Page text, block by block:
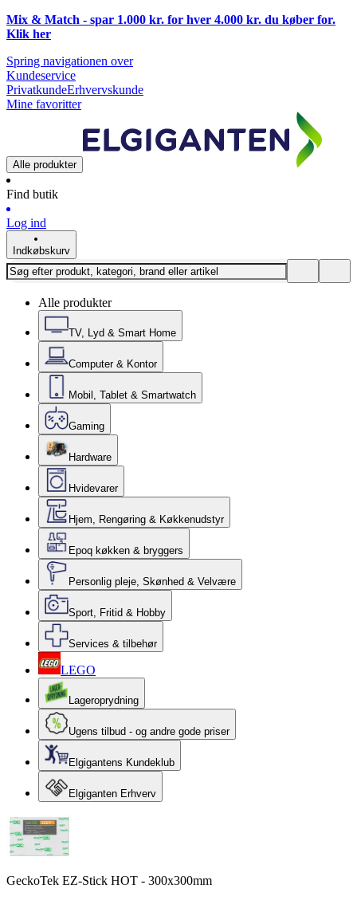
Mix & Match - spar 1.000 kr. for hver 4.000 kr. du køber for.
Klik her
Spring navigationen over
Kundeservice
PrivatkundeErhvervskunde
Mine favoritter
Alle produkter
Find butik
Log ind
Indkøbskurv
Alle produkter
TV, Lyd & Smart Home
Computer & Kontor
Mobil, Tablet & Smartwatch
Gaming
Hardware
Hvidevarer
Hjem, Rengøring & Køkkenudstyr
Epoq køkken & bryggers
Personlig pleje, Skønhed & Velvære
Sport, Fritid & Hobby
Services & tilbehør
LEGO
Lageroprydning
Ugens tilbud - og andre gode priser
Elgigantens Kundeklub
Elgiganten Erhverv
GeckoTek EZ-Stick HOT - 300x300mm